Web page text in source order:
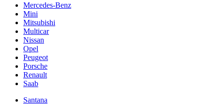
Mercedes-Benz
Mini
Mitsubishi
Multicar
Nissan
Opel
Peugeot
Porsche
Renault
Saab
Santana